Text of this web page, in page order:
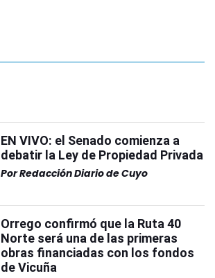
EN VIVO: el Senado comienza a
debatir la Ley de Propiedad Privada
PorRedacción Diario de Cuyo
Orrego confirmó que la Ruta 40
Norte será una de las primeras
obras financiadas con los fondos
de Vicuña